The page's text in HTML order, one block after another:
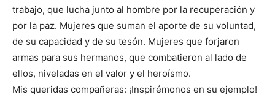
trabajo, que lucha junto al hombre por la recuperación y
por la paz. Mujeres que suman el aporte de su voluntad,
de su capacidad y de su tesón. Mujeres que forjaron
armas para sus hermanos, que combatieron al lado de
ellos, niveladas en el valor y el heroísmo.
Mis queridas compañeras: ¡Inspirémonos en su ejemplo!